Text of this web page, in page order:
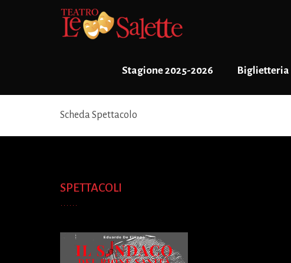
Stagione 2025-2026 Biglietteria
Scheda Spettacolo
SPETTACOLI